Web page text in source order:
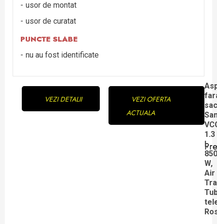
usor de montat
usor de curatat
PUNCTE SLABE
nu au fost identificate
VEZI DETALII
VEZI OFERTA
ACTUALA
Continue
Reading
sac
1.3
l,
850
W,
Air